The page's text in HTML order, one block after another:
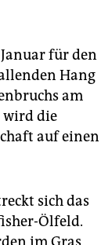
für den
Hang
am
wird die
auf einen
sich das
Ölfeld.